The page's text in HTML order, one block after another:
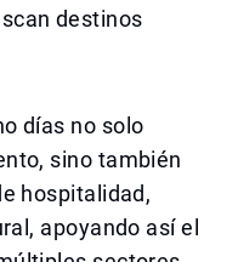
destinos
días no solo
sino también
hospitalidad,
apoyando así el